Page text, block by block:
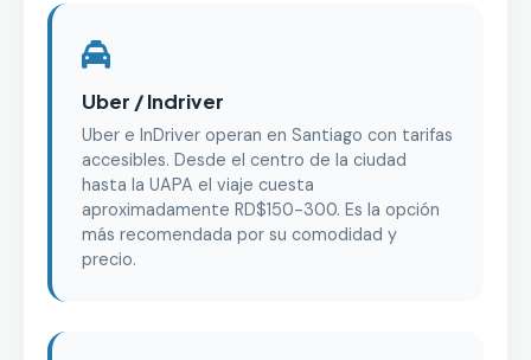
Uber / Indriver
Uber e InDriver operan en Santiago con tarifas
accesibles. Desde el centro de la ciudad
hasta la UAPA el viaje cuesta
aproximadamente RD$150-300. Es la opción
más recomendada por su comodidad y
precio.